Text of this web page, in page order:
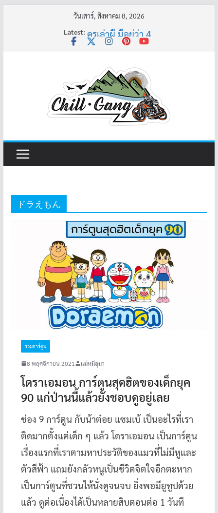
วันเสาร์, สิงหาคม 8, 2026
Latest: ครูเล่าผี มีอยู่ว่า 4
ครูเล่าผี มีอยู่ว่า 5
คุณยายบัวลอย
อ้วนแต่พยายาม 2
ドラえもん
รวมการ์ตูน
8 พฤศจิกายน 2021 แม่หมีอุมา
โดราเอมอน การ์ตูนสุดฮิตของเด็กยุค
90 แก่ป่านนี้แล้วยังชอบดูอยู่เลย
ช่อง 9 การ์ตูน กับน้าต๋อย แซมเบ้ เป็นอะไรที่เรา
ติดมากตั้งแต่เด็ก ๆ แล้ว โดราเอมอน เป็นการ์ตูน
เรื่องแรกที่เราตามหาประวัติของแมวที่ไม่มีหูและ
ตัวสีฟ้า แถมยังกลัวหนูเป็นชีวิตจิตใจอีกตะหาก
เป็นการ์ตูนที่ชวนให้นั่งดูจนจบ ยิ่งพอมียูทูปด้วย
แล้ว ดูต่อเนื่องได้เป็นหลายสิบตอนต่อ 1 วันที